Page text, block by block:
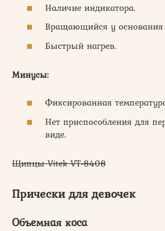
Наличие индикатора.
Вращающийся у
Быстрый нагрев.
Минусы:
Фиксированная
Нет приспособления для
виде.
Щипцы Vitek VT-8408
Прически для девочек
Объемная коса